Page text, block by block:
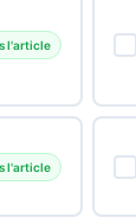
l'article
l'article